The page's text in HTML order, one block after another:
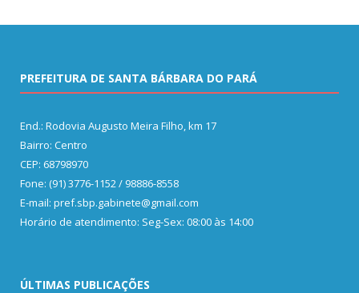
PREFEITURA DE SANTA BÁRBARA DO PARÁ
End.: Rodovia Augusto Meira Filho, km 17
Bairro: Centro
CEP: 68798970
Fone: (91) 3776-1152 / 98886-8558
E-mail: pref.sbp.gabinete@gmail.com
Horário de atendimento: Seg-Sex: 08:00 às 14:00
ÚLTIMAS PUBLICAÇÕES